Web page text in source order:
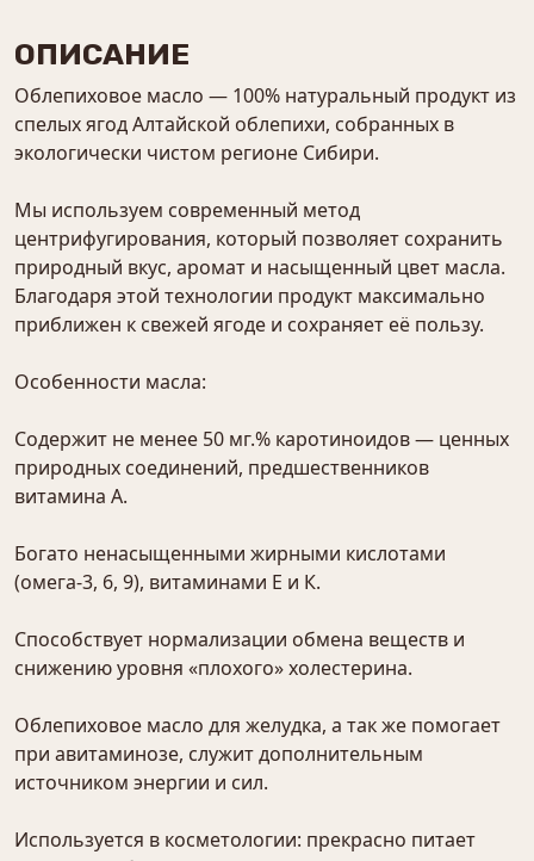
ОПИСАНИЕ
Облепиховое масло — 100% натуральный продукт из
спелых ягод Алтайской облепихи, собранных в
экологически чистом регионе Сибири.
Мы используем современный метод
центрифугирования, который позволяет сохранить
природный вкус, аромат и насыщенный цвет масла.
Благодаря этой технологии продукт максимально
приближен к свежей ягоде и сохраняет её пользу.
Особенности масла:
Содержит не менее 50 мг.% каротиноидов — ценных
природных соединений, предшественников
витамина А.
Богато ненасыщенными жирными кислотами
(омега-3, 6, 9), витаминами Е и К.
Способствует нормализации обмена веществ и
снижению уровня «плохого» холестерина.
Облепиховое масло для желудка, а так же помогает
при авитаминозе, служит дополнительным
источником энергии и сил.
Используется в косметологии: прекрасно питает